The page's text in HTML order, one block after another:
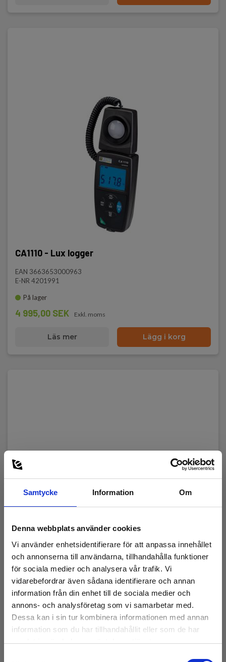
Samtycke Information Om
Denna webbplats använder cookies
Vi använder enhetsidentifierare för att anpassa innehållet
och annonserna till användarna, tillhandahålla funktioner
för sociala medier och analysera vår trafik. Vi
vidarebefordrar även sådana identifierare och annan
information från din enhet till de sociala medier och
annons- och analysföretag som vi samarbetar med.
Dessa kan i sin tur kombinera informationen med annan
information som du har tillhandahållit eller som de har
samlat in när du har använt deras tjänster.
CA1110 - Lux logger
EAN 3663653000963
E-NR 4201991
På lager
4 995,00 SEK Exkl. moms
Läs mer Lägg i korg
Elma 1337 luminansmeter
EAN 5706445340316
E-NR 4201029